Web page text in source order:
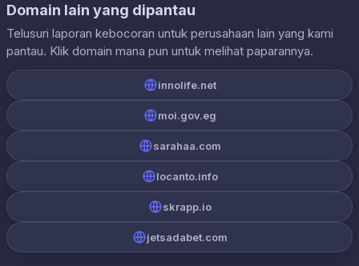
Domain lain yang dipantau
Telusuri laporan kebocoran untuk perusahaan lain yang kami
pantau. Klik domain mana pun untuk melihat paparannya.
innolife.net
moi.gov.eg
sarahaa.com
locanto.info
skrapp.io
jetsadabet.com